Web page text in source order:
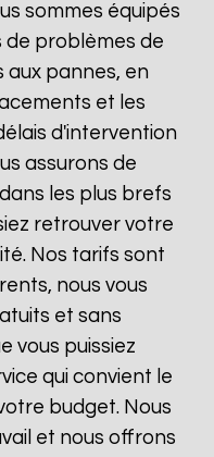
sommes équipés
problèmes de
aux pannes, en
et les
d'intervention
assurons de
les plus brefs
retrouver votre
Nos tarifs sont
nous vous
et sans
vous puissiez
qui convient le
budget. Nous
et nous offrons